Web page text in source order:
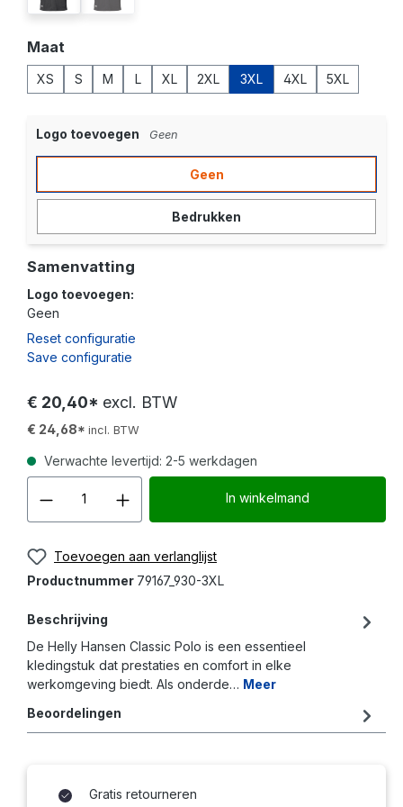
Selecteer
Maat
XS S M L XL 2XL 3XL 4XL 5XL
Logo toevoegen Geen
Geen
Bedrukken
Samenvatting
Logo toevoegen:
Geen
Reset configuratie
Save configuratie
€ 20,40* excl. BTW
€ 24,68* incl. BTW
Verwachte levertijd: 2-5 werkdagen
Producthoeveelheid:
In winkelmand
Toevoegen aan verlanglijst
Productnummer 79167_930-3XL
Beschrijving
De Helly Hansen Classic Polo is een essentieel
kledingstuk dat prestaties en comfort in elke
werkomgeving biedt. Als onderde… Meer
Beoordelingen
Gratis retourneren